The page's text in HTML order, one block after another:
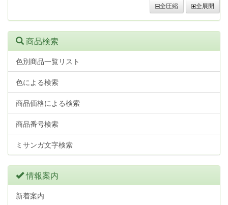
全圧縮 全展開
商品検索
色別商品一覧リスト
色による検索
商品価格による検索
商品番号検索
ミサンガ文字検索
情報案内
新着案内